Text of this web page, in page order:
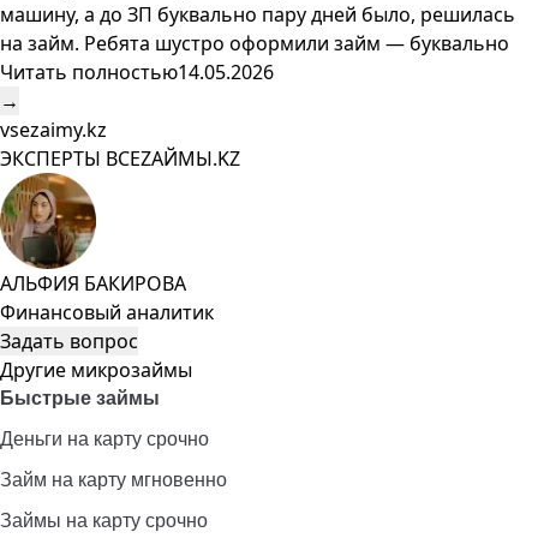
машину, а до ЗП буквально пару дней было, решилась
на займ. Ребята шустро оформили займ — буквально
Читать полностью14.05.2026
→
vsezaimy.kz
ЭКСПЕРТЫ ВСЕZAЙМЫ.KZ
АЛЬФИЯ БАКИРОВА
Финансовый аналитик
Задать вопрос
Другие микрозаймы
Быстрые займы
Деньги на карту срочно
Займ на карту мгновенно
Займы на карту срочно